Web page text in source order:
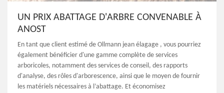
UN PRIX ABATTAGE D'ARBRE CONVENABLE À
ANOST
En tant que client estimé de Ollmann jean élagage , vous pourriez
également bénéficier d'une gamme complète de services
arboricoles, notamment des services de conseil, des rapports
d'analyse, des rôles d'arborescence, ainsi que le moyen de fournir
les matériels nécessaires à l’abattage. Et économisez